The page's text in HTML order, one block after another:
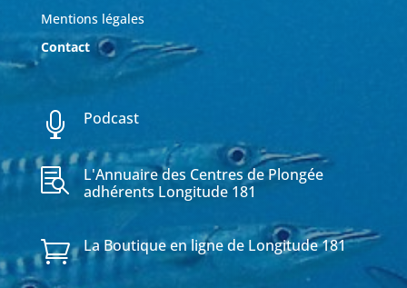
Mentions légales
Contact
 Podcast

L'Annuaire des Centres de Plongée
adhérents Longitude 181
 La Boutique en ligne de Longitude 181